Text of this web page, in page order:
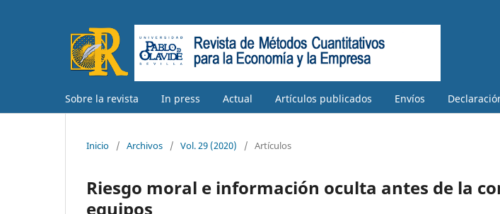
Sobre la revista In press Actual Artículos publicados Envíos
Inicio / Archivos / Vol. 29 (2020) / Artículos
Riesgo moral e información oculta antes de la
equipos